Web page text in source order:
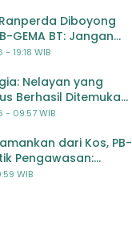
Diboyong
GEMA BT: Jangan
Ladang
19:18 WIB
Nelayan yang
Berhasil Ditemukan
Selamat
09:57 WIB
dari Kos, PB-
Pengawasan:
Masyarakat
WIB